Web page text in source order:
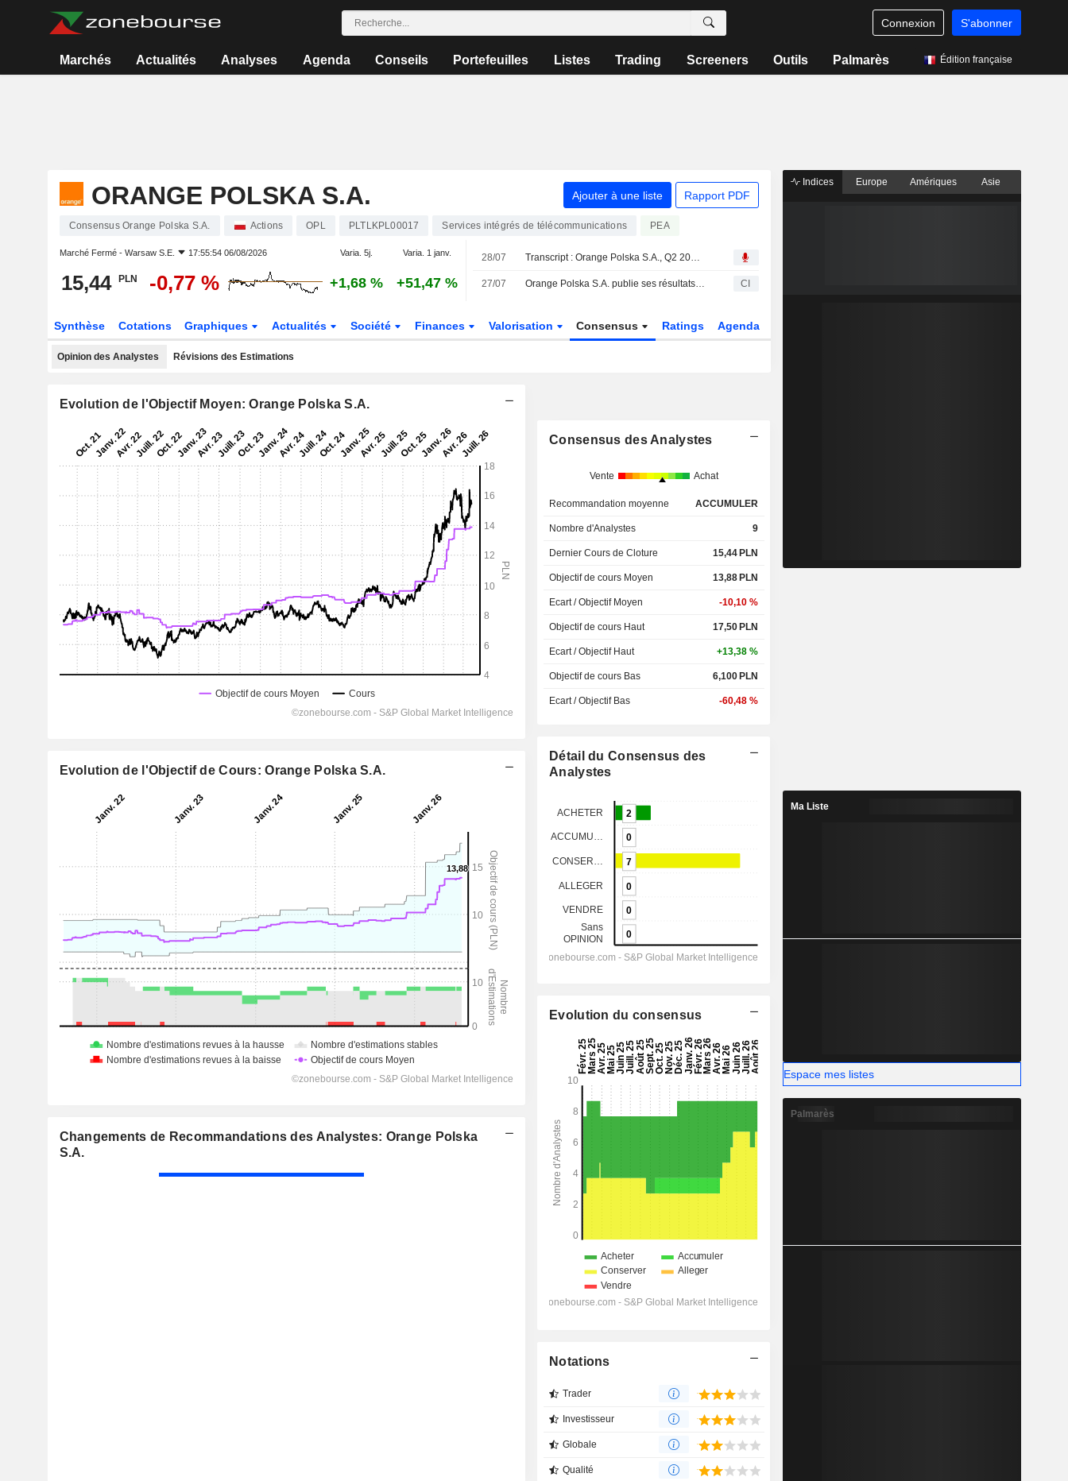
Connexion S'abonner
Marchés Actualités Analyses Agenda Conseils Portefeuilles Listes Trading Screeners Outils Palmarès Édition française
ORANGE POLSKA S.A. Ajouter à une liste Rapport PDF
Consensus Orange Polska S.A. Actions OPL PLTLKPL00017 Services intégrés de télécommunications PEA
Marché Fermé - Warsaw S.E. 17:55:54 06/08/2026 Varia. 5j. Varia. 1 janv.
15,44 PLN -0,77 % +1,68 % +51,47 %
28/07 Transcript : Orange Polska S.A., Q2 2026 Earnings Call, Jul 28, 2026
27/07 Orange Polska S.A. publie ses résultats pour le deuxième trimestre et le premier semestre clos le 30 juin 2026 CI
Synthèse Cotations Graphiques Actualités Société Finances Valorisation Consensus Ratings Agenda
Opinion des Analystes Révisions des Estimations
Evolution de l'Objectif Moyen: Orange Polska S.A.
Evolution de l'Objectif de Cours: Orange Polska S.A.
Changements de Recommandations des Analystes: Orange Polska
S.A.
Consensus des Analystes
Vente Achat
Recommandation moyenne ACCUMULER
Nombre d'Analystes 9
Dernier Cours de Cloture 15,44 PLN
Objectif de cours Moyen 13,88 PLN
Ecart / Objectif Moyen -10,10 %
Objectif de cours Haut 17,50 PLN
Ecart / Objectif Haut +13,38 %
Objectif de cours Bas 6,100 PLN
Ecart / Objectif Bas -60,48 %
Détail du Consensus des
Analystes
Evolution du consensus
Notations
Trader
Investisseur
Globale
Qualité
Indices Europe Amériques Asie
Ma Liste
Espace mes listes
Palmarès